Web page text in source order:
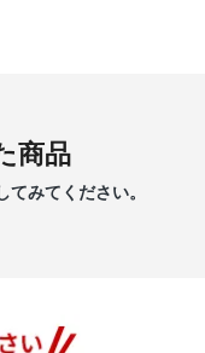
商品
みてください。